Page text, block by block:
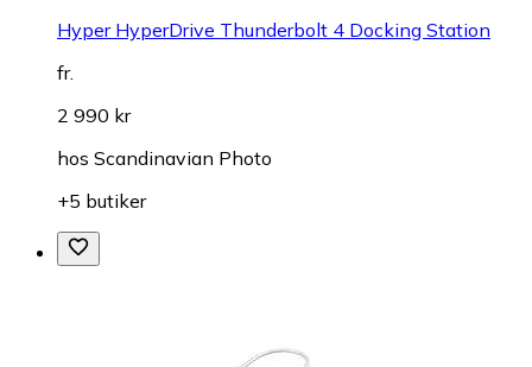
Hyper HyperDrive Thunderbolt 4 Docking Station
fr.
2 990 kr
hos Scandinavian Photo
+5 butiker